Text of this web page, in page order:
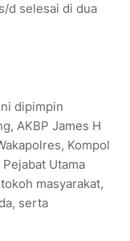
d selesai di dua
dipimpin
AKBP James H
Kompol
Utama
masyarakat,
serta